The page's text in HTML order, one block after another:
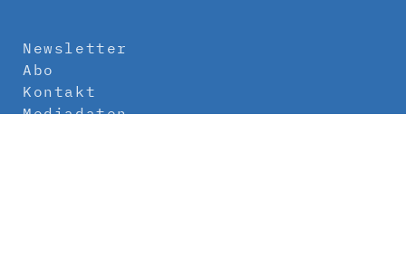
Newsletter
Abo
Kontakt
Mediadaten